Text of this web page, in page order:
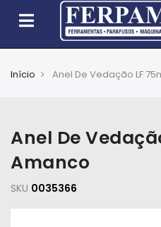
e
Jardim
EPIs
Início Anel De Vedação LF
Anel De
Amanco
SKU 0035366